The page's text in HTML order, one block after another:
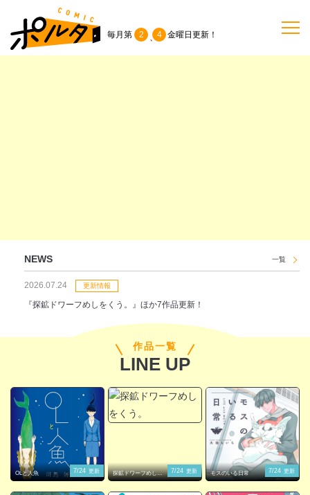
毎月第 2 4 金曜日 更新！
閉じる
NEWS
2026.07.24 更新情報
『探鉱ドワーフめしをくう。』ほか7作品更新！
一覧
作品一覧
LINE UP
OLと人魚 7/24 更新
探鉱ドワーフめしを
くう。
7/24 更新 モスのいる日常 7/24 更新